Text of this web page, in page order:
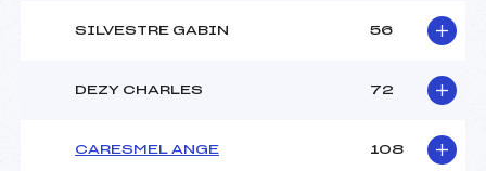
SILVESTRE GABIN 56
DEZY CHARLES 72
CARESMEL ANGE 108